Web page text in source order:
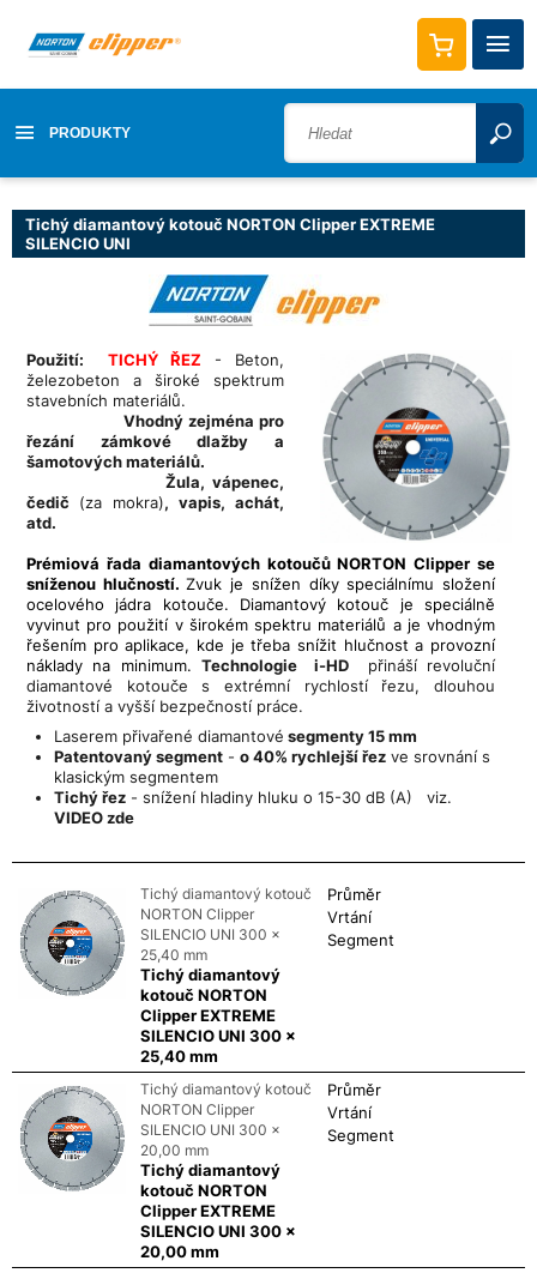
PRODUKTY
Tichý diamantový kotouč NORTON Clipper EXTREME
SILENCIO UNI
Použití: TICHÝ ŘEZ - Beton,
železobeton a široké spektrum
stavebních materiálů.
Vhodný zejména pro
řezání zámkové dlažby a
šamotových materiálů.
Žula, vápenec,
čedič (za mokra), vapis, achát,
atd.
Prémiová řada diamantových kotoučů NORTON Clipper se
sníženou hlučností.Zvuk je snížen díky speciálnímu složení
ocelového jádra kotouče. Diamantový kotouč je speciálně
vyvinut pro použití v širokém spektru materiálů a je vhodným
řešením pro aplikace, kde je třeba snížit hlučnost a provozní
náklady na minimum. Technologie i-HD
přináší revoluční
diamantové kotouče s extrémní rychlostí řezu, dlouhou
životností a vyšší bezpečností práce.
Laserem přivařené diamantové segmenty 15 mm
Patentovaný segment - o 40% rychlejší řez ve srovnání s
klasickým segmentem
Tichý řez - snížení hladiny hluku o 15-30 dB (A) viz.
VIDEO zde
Tichý diamantový kotouč
NORTON Clipper
SILENCIO UNI 300 x
25,40 mm
Tichý diamantový
kotouč NORTON
Clipper EXTREME
SILENCIO UNI 300 x
25,40 mm
Průměr
Vrtání
Segment
Tichý diamantový kotouč
NORTON Clipper
SILENCIO UNI 300 x
20,00 mm
Tichý diamantový
kotouč NORTON
Clipper EXTREME
SILENCIO UNI 300 x
20,00 mm
Průměr
Vrtání
Segment